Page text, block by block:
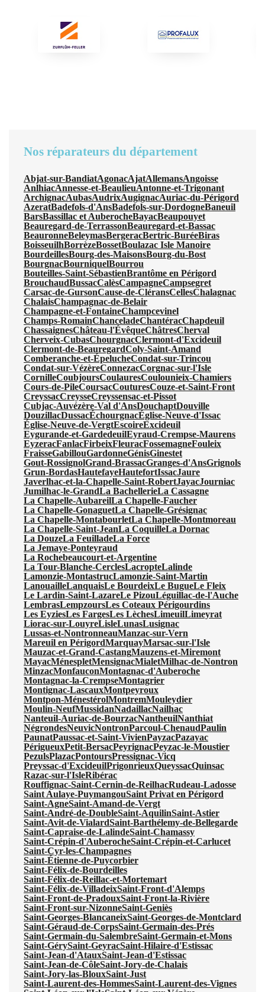
Nos réparateurs du département
Abjat-sur-BandiatAgonacAjatAllemansAngoisse
AnlhiacAnnesse-et-BeaulieuAntonne-et-Trigonant
ArchignacAubasAudrixAugignacAuriac-du-Périgord
AzeratBadefols-d'AnsBadefols-sur-DordogneBaneuil
BarsBassillac et AuberocheBayacBeaupouyet
Beauregard-de-TerrassonBeauregard-et-Bassac
BeauronneBeleymasBergeracBertric-BuréeBiras
BoisseuilhBorrèzeBossetBoulazac Isle Manoire
BourdeillesBourg-des-MaisonsBourg-du-Bost
BourgnacBourniquelBourrou
Bouteilles-Saint-SébastienBrantôme en Périgord
BrouchaudBussacCalèsCampagneCampsegret
Carsac-de-GursonCause-de-CléransCellesChalagnac
ChalaisChampagnac-de-Belair
Champagne-et-FontaineChampcevinel
Champs-RomainChanceladeChantéracChapdeuil
ChassaignesChâteau-l'ÉvêqueChâtresCherval
Cherveix-CubasChourgnacClermont-d'Excideuil
Clermont-de-BeauregardColy-Saint-Amand
Comberanche-et-ÉpelucheCondat-sur-Trincou
Condat-sur-VézèreConnezacCorgnac-sur-l'Isle
CornilleCoubjoursCoulauresCoulounieix-Chamiers
Cours-de-PileCoursacCouturesCouze-et-Saint-Front
CreyssacCreysseCreyssensac-et-Pissot
Cubjac-Auvézère-Val d'AnsDouchaptDouville
DouzillacDussacÉchourgnacÉglise-Neuve-d'Issac
Église-Neuve-de-VergtEscoireExcideuil
Eygurande-et-GardedeuilEyraud-Crempse-Maurens
EyzeracFanlacFirbeixFleuracFossemagneFouleix
FraisseGabillouGardonneGénisGinestet
Gout-RossignolGrand-BrassacGranges-d'AnsGrignols
Grun-BordasHautefayeHautefortIssacJaure
Javerlhac-et-la-Chapelle-Saint-RobertJayacJourniac
Jumilhac-le-GrandLa BachellerieLa Cassagne
La Chapelle-AubareilLa Chapelle-Faucher
La Chapelle-GonaguetLa Chapelle-Grésignac
La Chapelle-MontabourletLa Chapelle-Montmoreau
La Chapelle-Saint-JeanLa CoquilleLa Dornac
La DouzeLa FeuilladeLa Force
La Jemaye-Ponteyraud
La Rochebeaucourt-et-Argentine
La Tour-Blanche-CerclesLacropteLalinde
Lamonzie-MontastrucLamonzie-Saint-Martin
LanouailleLanquaisLe BourdeixLe BugueLe Fleix
Le Lardin-Saint-LazareLe PizouLéguillac-de-l'Auche
LembrasLempzoursLes Coteaux Périgourdins
Les EyziesLes FargesLes LèchesLimeuilLimeyrat
Liorac-sur-LouyreLisleLunasLusignac
Lussas-et-NontronneauManzac-sur-Vern
Mareuil en PérigordMarquayMarsac-sur-l'Isle
Mauzac-et-Grand-CastangMauzens-et-Miremont
MayacMénespletMensignacMialetMilhac-de-Nontron
MinzacMonfauconMontagnac-d'Auberoche
Montagnac-la-CrempseMontagrier
Montignac-LascauxMontpeyroux
Montpon-MénestérolMontremMouleydier
Moulin-NeufMussidanNadaillacNailhac
Nanteuil-Auriac-de-BourzacNantheuilNanthiat
NégrondesNeuvicNontronParcoul-ChenaudPaulin
PaunatPaussac-et-Saint-VivienPayzacPazayac
PérigueuxPetit-BersacPeyrignacPeyzac-le-Moustier
PezulsPlazacPontoursPressignac-Vicq
Preyssac-d'ExcideuilPrigonrieuxQueyssacQuinsac
Razac-sur-l'IsleRibérac
Rouffignac-Saint-Cernin-de-ReilhacRudeau-Ladosse
Saint Aulaye-PuymangouSaint Privat en Périgord
Saint-AgneSaint-Amand-de-Vergt
Saint-André-de-DoubleSaint-AquilinSaint-Astier
Saint-Avit-de-VialardSaint-Barthélemy-de-Bellegarde
Saint-Capraise-de-LalindeSaint-Chamassy
Saint-Crépin-d'AuberocheSaint-Crépin-et-Carlucet
Saint-Cyr-les-Champagnes
Saint-Étienne-de-Puycorbier
Saint-Félix-de-Bourdeilles
Saint-Félix-de-Reillac-et-Mortemart
Saint-Félix-de-VilladeixSaint-Front-d'Alemps
Saint-Front-de-PradouxSaint-Front-la-Rivière
Saint-Front-sur-NizonneSaint-Geniès
Saint-Georges-BlancaneixSaint-Georges-de-Montclard
Saint-Géraud-de-CorpsSaint-Germain-des-Prés
Saint-Germain-du-SalembreSaint-Germain-et-Mons
Saint-GérySaint-GeyracSaint-Hilaire-d'Estissac
Saint-Jean-d'AtauxSaint-Jean-d'Estissac
Saint-Jean-de-CôleSaint-Jory-de-Chalais
Saint-Jory-las-BlouxSaint-Just
Saint-Laurent-des-HommesSaint-Laurent-des-Vignes